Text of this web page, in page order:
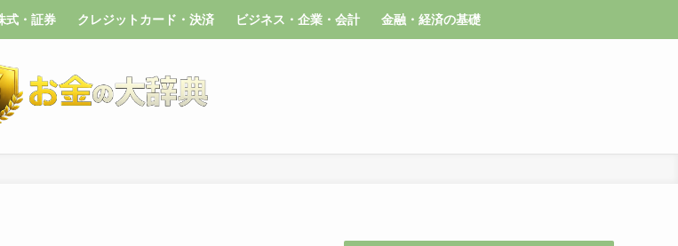
式・証券 クレジットカード・決済 ビジネス・企業・会計 金融・経済の基礎